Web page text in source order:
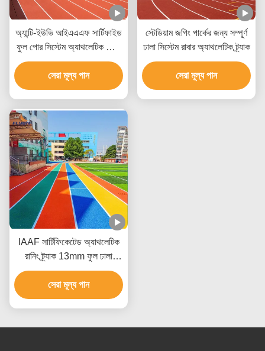
অ্যান্টি-ইউভি আইএএএফ সার্টিফাইড
ফুল পোর সিস্টেম অ্যাথলেটিক দৌড়
ট্র্যাক, ১০-২০ বছর পরিষেবা জীবন
এবং ৫ বছর ওয়ারেন্টি সহ
সেরা মূল্য পান
স্টেডিয়াম জগিং পার্কের জন্য সম্পূর্ণ
ঢালা সিস্টেম রাবার অ্যাথলেটিক ট্র্যাক
সেরা মূল্য পান
IAAF সার্টিফিকেটেড অ্যাথলেটিক
রানিং ট্র্যাক 13mm ফুল ঢালা
সিস্টেম
সেরা মূল্য পান